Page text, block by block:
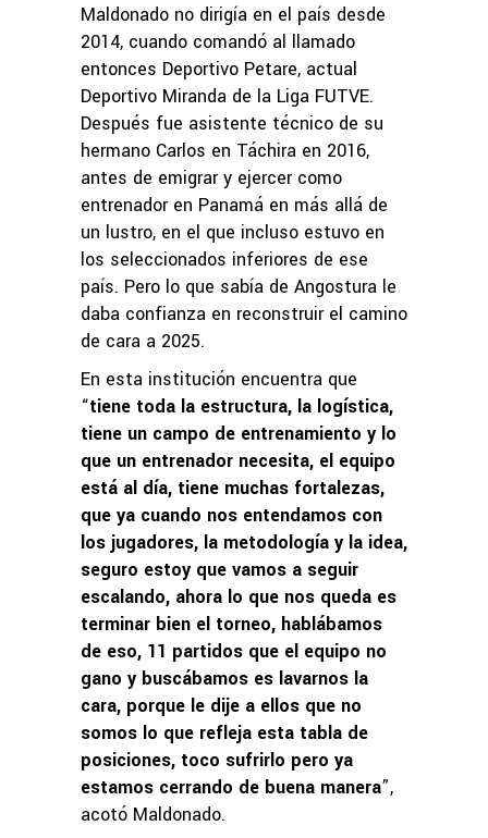
Maldonado no dirigía en el país desde
2014, cuando comandó al llamado
entonces Deportivo Petare, actual
Deportivo Miranda de la Liga FUTVE.
Después fue asistente técnico de su
hermano Carlos en Táchira en 2016,
antes de emigrar y ejercer como
entrenador en Panamá en más allá de
un lustro, en el que incluso estuvo en
los seleccionados inferiores de ese
país. Pero lo que sabía de Angostura le
daba confianza en reconstruir el camino
de cara a 2025.
En esta institución encuentra que
“tiene toda la estructura, la logística,
tiene un campo de entrenamiento y lo
que un entrenador necesita, el equipo
está al día, tiene muchas fortalezas,
que ya cuando nos entendamos con
los jugadores, la metodología y la idea,
seguro estoy que vamos a seguir
escalando, ahora lo que nos queda es
terminar bien el torneo, hablábamos
de eso, 11 partidos que el equipo no
gano y buscábamos es lavarnos la
cara, porque le dije a ellos que no
somos lo que refleja esta tabla de
posiciones, toco sufrirlo pero ya
estamos cerrando de buena manera”,
acotó Maldonado.